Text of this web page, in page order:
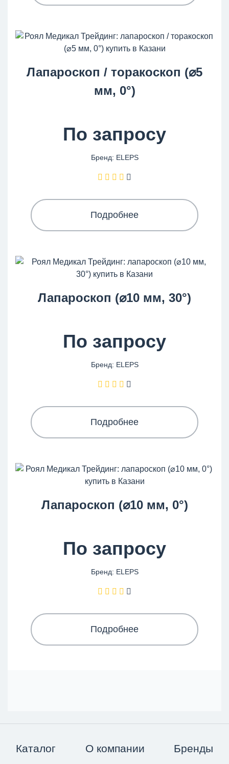
Лапароскоп / торакоскоп (⌀5
мм, 0°)
По запросу
Бренд: ELEPS
Подробнее
Лапароскоп (⌀10 мм, 30°)
По запросу
Бренд: ELEPS
Подробнее
Лапароскоп (⌀10 мм, 0°)
По запросу
Бренд: ELEPS
Подробнее
Каталог О компании Бренды